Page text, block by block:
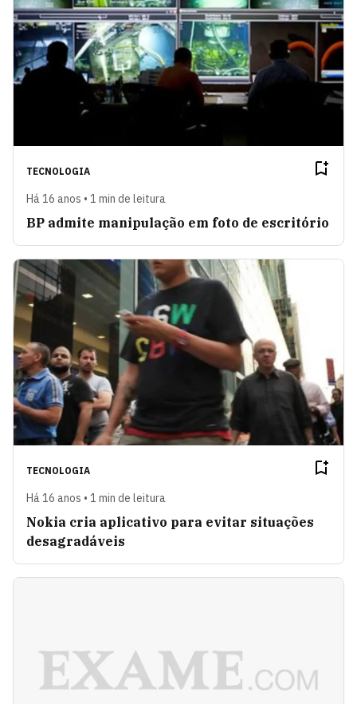
TECNOLOGIA
Há 16 anos • 1 min de leitura
BP admite manipulação em foto de escritório
TECNOLOGIA
Há 16 anos • 1 min de leitura
Nokia cria aplicativo para evitar situações
desagradáveis